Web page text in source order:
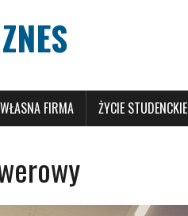
WŁASNA FIRMA ŻYCIE STUDENCKIE